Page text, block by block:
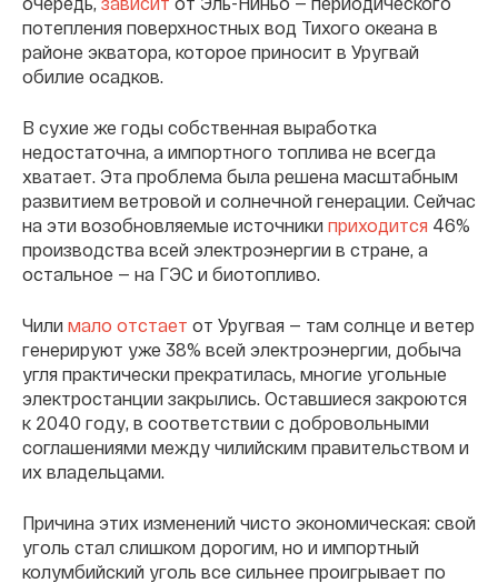
потепления поверхностных вод Тихого океана в
районе экватора, которое приносит в Уругвай
обилие осадков.
В сухие же годы собственная выработка
недостаточна, а импортного топлива не всегда
хватает. Эта проблема была решена масштабным
развитием ветровой и солнечной генерации. Сейчас
на эти возобновляемые источники приходится 46%
производства всей электроэнергии в стране, а
остальное — на ГЭС и биотопливо.
Чили мало отстает от Уругвая — там солнце и ветер
генерируют уже 38% всей электроэнергии, добыча
угля практически прекратилась, многие угольные
электростанции закрылись. Оставшиеся закроются
к 2040 году, в соответствии с добровольными
соглашениями между чилийским правительством и
их владельцами.
Причина этих изменений чисто экономическая: свой
уголь стал слишком дорогим, но и импортный
колумбийский уголь все сильнее проигрывает по